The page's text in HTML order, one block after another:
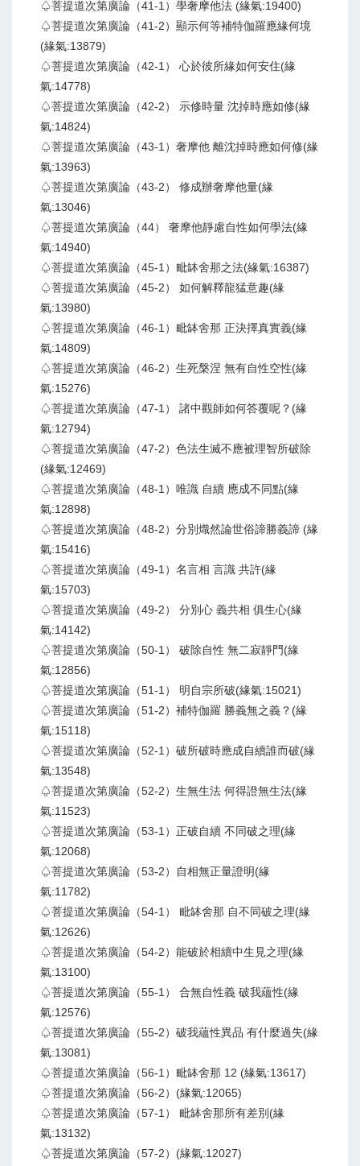
♤菩提道次第廣論（41-1）學奢摩他法 (緣氣:19400)
♤菩提道次第廣論（41-2）顯示何等補特伽羅應緣何境
(緣氣:13879)
♤菩提道次第廣論（42-1） 心於彼所緣如何安住(緣
氣:14778)
♤菩提道次第廣論（42-2） 示修時量 沈掉時應如修(緣
氣:14824)
♤菩提道次第廣論（43-1）奢摩他 離沈掉時應如何修(緣
氣:13963)
♤菩提道次第廣論（43-2） 修成辦奢摩他量(緣
氣:13046)
♤菩提道次第廣論（44） 奢摩他靜慮自性如何學法(緣
氣:14940)
♤菩提道次第廣論（45-1）毗缽舍那之法(緣氣:16387)
♤菩提道次第廣論（45-2） 如何解釋龍猛意趣(緣
氣:13980)
♤菩提道次第廣論（46-1）毗缽舍那 正決擇真實義(緣
氣:14809)
♤菩提道次第廣論（46-2）生死槃涅 無有自性空性(緣
氣:15276)
♤菩提道次第廣論（47-1） 諸中觀師如何答覆呢？(緣
氣:12794)
♤菩提道次第廣論（47-2）色法生滅不應被理智所破除
(緣氣:12469)
♤菩提道次第廣論（48-1）唯識 自續 應成不同點(緣
氣:12898)
♤菩提道次第廣論（48-2）分別熾然論世俗諦勝義諦 (緣
氣:15416)
♤菩提道次第廣論（49-1）名言相 言識 共許(緣
氣:15703)
♤菩提道次第廣論（49-2） 分別心 義共相 俱生心(緣
氣:14142)
♤菩提道次第廣論（50-1） 破除自性 無二寂靜門(緣
氣:12856)
♤菩提道次第廣論（51-1） 明自宗所破(緣氣:15021)
♤菩提道次第廣論（51-2）補特伽羅 勝義無之義？(緣
氣:15118)
♤菩提道次第廣論（52-1）破所破時應成自續誰而破(緣
氣:13548)
♤菩提道次第廣論（52-2）生無生法 何得證無生法(緣
氣:11523)
♤菩提道次第廣論（53-1）正破自續 不同破之理(緣
氣:12068)
♤菩提道次第廣論（53-2）自相無正量證明(緣
氣:11782)
♤菩提道次第廣論（54-1） 毗缽舍那 自不同破之理(緣
氣:12626)
♤菩提道次第廣論（54-2）能破於相續中生見之理(緣
氣:13100)
♤菩提道次第廣論（55-1） 合無自性義 破我蘊性(緣
氣:12576)
♤菩提道次第廣論（55-2）破我蘊性異品 有什麼過失(緣
氣:13081)
♤菩提道次第廣論（56-1）毗缽舍那 12 (緣氣:13617)
♤菩提道次第廣論（56-2）(緣氣:12065)
♤菩提道次第廣論（57-1） 毗缽舍那所有差別(緣
氣:13132)
♤菩提道次第廣論（57-2）(緣氣:12027)